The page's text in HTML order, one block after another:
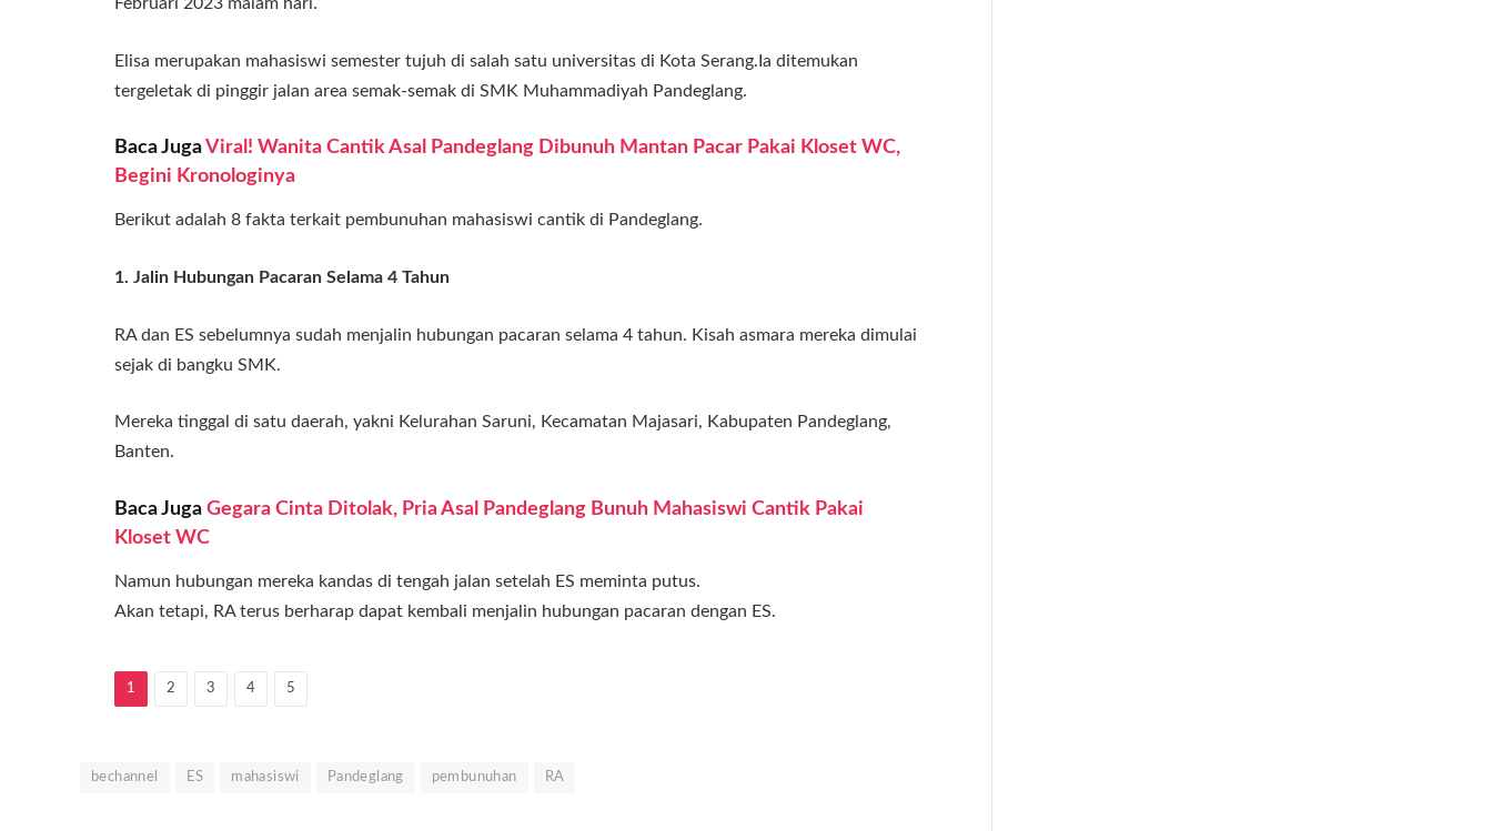
Elisa merupakan mahasiswi semester tujuh di salah satu universitas di Kota Serang.Ia ditemukan
tergeletak di pinggir jalan area semak-semak di SMK Muhammadiyah Pandeglang.
Baca JugaViral! Wanita Cantik Asal Pandeglang Dibunuh Mantan Pacar Pakai Kloset WC,
Begini Kronologinya
Berikut adalah 8 fakta terkait pembunuhan mahasiswi cantik di Pandeglang.
1. Jalin Hubungan Pacaran Selama 4 Tahun
RA dan ES sebelumnya sudah menjalin hubungan pacaran selama 4 tahun. Kisah asmara mereka dimulai
sejak di bangku SMK.
Mereka tinggal di satu daerah, yakni Kelurahan Saruni, Kecamatan Majasari, Kabupaten Pandeglang,
Banten.
Baca Juga Gegara Cinta Ditolak, Pria Asal Pandeglang Bunuh Mahasiswi Cantik Pakai
Kloset WC
Namun hubungan mereka kandas di tengah jalan setelah ES meminta putus.
Akan tetapi, RA terus berharap dapat kembali menjalin hubungan pacaran dengan ES.
1 2 3 4 5
bechannel ES mahasiswi Pandeglang pembunuhan RA